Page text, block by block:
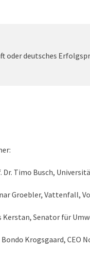
Dr. Timo Busch,
Groebler, Vattenfall,
Kerstan, Senator für
Bondo Krogsgaard, CEO